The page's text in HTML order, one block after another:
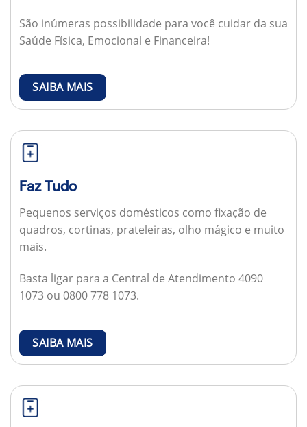
São inúmeras possibilidade para você cuidar da sua
Saúde Física, Emocional e Financeira!
SAIBA MAIS
Faz Tudo
Pequenos serviços domésticos como fixação de
quadros, cortinas, prateleiras, olho mágico e muito
mais.
Basta ligar para a Central de Atendimento 4090
1073 ou 0800 778 1073.
SAIBA MAIS